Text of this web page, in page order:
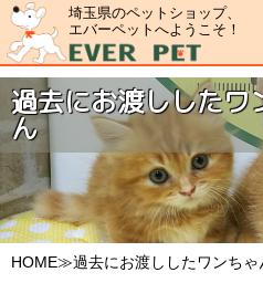
埼玉県のペットショップ、
エバーペットへようこそ！
過去にお渡ししたワ
ん
HOME≫過去にお渡ししたワンち